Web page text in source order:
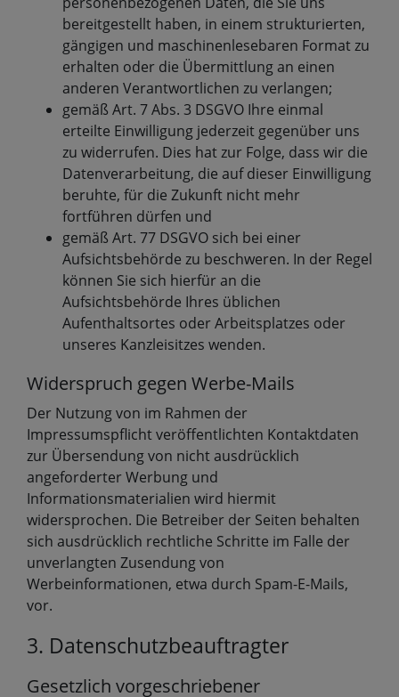
bereitgestellt haben, in einem strukturierten,
gängigen und maschinenlesebaren Format zu
erhalten oder die Übermittlung an einen
anderen Verantwortlichen zu verlangen;
gemäß Art. 7 Abs. 3 DSGVO Ihre einmal
erteilte Einwilligung jederzeit gegenüber uns
zu widerrufen. Dies hat zur Folge, dass wir die
Datenverarbeitung, die auf dieser Einwilligung
beruhte, für die Zukunft nicht mehr
fortführen dürfen und
gemäß Art. 77 DSGVO sich bei einer
Aufsichtsbehörde zu beschweren. In der Regel
können Sie sich hierfür an die
Aufsichtsbehörde Ihres üblichen
Aufenthaltsortes oder Arbeitsplatzes oder
unseres Kanzleisitzes wenden.
Widerspruch gegen Werbe-Mails
Der Nutzung von im Rahmen der
Impressumspflicht veröffentlichten Kontaktdaten
zur Übersendung von nicht ausdrücklich
angeforderter Werbung und
Informationsmaterialien wird hiermit
widersprochen. Die Betreiber der Seiten behalten
sich ausdrücklich rechtliche Schritte im Falle der
unverlangten Zusendung von
Werbeinformationen, etwa durch Spam-E-Mails,
vor.
3. Datenschutzbeauftragter
Gesetzlich vorgeschriebener